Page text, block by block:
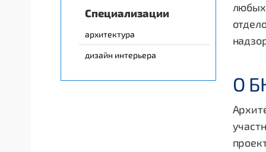
Специализации
архитектура
дизайн интерьера
любых
О